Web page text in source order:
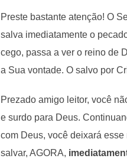
Preste bastante atenção! O
salva imediatamente o
cego, passa a ver o reino de
a Sua vontade. O salvo por
Prezado amigo leitor, você
e surdo para Deus.
com Deus, você deixará
salvar, AGORA,